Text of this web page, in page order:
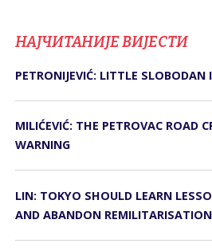
НАЈЧИТАНИЈЕ ВИЈЕСТИ
PETRONIJEVIĆ: LITTLE SLOBODAN
MILIĆEVIĆ: THE PETROVAC ROAD
WARNING
LIN: TOKYO SHOULD LEARN
AND ABANDON REMILITARISATION